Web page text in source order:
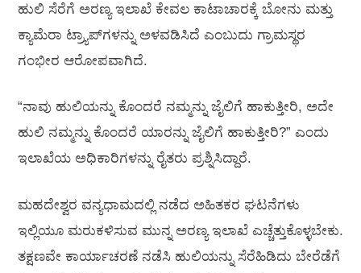
ಹುಲಿ ಸೆರೆಗೆ ಅರಣ್ಯ ಇಲಾಖೆ ಕೇವಲ ಕಾಟಾಚಾರಕ್ಕೆ ಬೋನು ಮತ್ತು
ಕ್ಯಾಮೆರಾ ಟ್ರ್ಯಾಪ್‌ಗಳನ್ನು ಅಳವಡಿಸಿದೆ ಎಂಬುದು ಗ್ರಾಮಸ್ಥರ
ಗಂಭೀರ ಆರೋಪವಾಗಿದೆ.
“ನಾವು ಹುಲಿಯನ್ನು ಕೊಂದರೆ ನಮ್ಮನ್ನು ಜೈಲಿಗೆ ಹಾಕುತ್ತೀರಿ, ಅದೇ
ಹುಲಿ ನಮ್ಮನ್ನು ಕೊಂದರೆ ಯಾರನ್ನು ಜೈಲಿಗೆ ಹಾಕುತ್ತೀರಿ?” ಎಂದು
ಇಲಾಖೆಯ ಅಧಿಕಾರಿಗಳನ್ನು ರೈತರು ಪ್ರಶ್ನಿಸಿದ್ದಾರೆ.
​ಮಹದೇಶ್ವರ ವನ್ಯಧಾಮದಲ್ಲಿ ನಡೆದ ಅಹಿತಕರ ಘಟನೆಗಳು
ಇಲ್ಲಿಯೂ ಮರುಕಳಿಸುವ ಮುನ್ನ ಅರಣ್ಯ ಇಲಾಖೆ ಎಚ್ಚೆತ್ತುಕೊಳ್ಳಬೇಕು.
ತಕ್ಷಣವೇ ಕಾರ್ಯಾಚರಣೆ ನಡೆಸಿ ಹುಲಿಯನ್ನು ಸೆರೆಹಿಡಿದು ಬೇರೆಡೆಗೆ